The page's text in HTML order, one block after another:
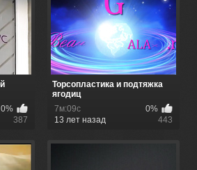
0%
387
Торсопластика и подтяжка
ягодиц
7м:09с
0%
13 лет назад
443